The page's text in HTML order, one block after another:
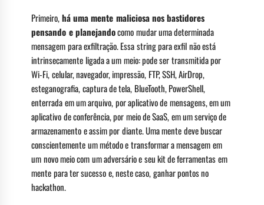
Primeiro,há uma mente maliciosa nos bastidores
pensando e planejandocomo mudar uma determinada
mensagem para exfiltração. Essa string para exfil não está
intrinsecamente ligada a um meio: pode ser transmitida por
Wi-Fi, celular, navegador, impressão, FTP, SSH, AirDrop,
esteganografia, captura de tela, BlueTooth, PowerShell,
enterrada em um arquivo, por aplicativo de mensagens, em um
aplicativo de conferência, por meio de SaaS, em um serviço de
armazenamento e assim por diante. Uma mente deve buscar
conscientemente um método e transformar a mensagem em
um novo meio com um adversário e seu kit de ferramentas em
mente para ter sucesso e, neste caso, ganhar pontos no
hackathon.